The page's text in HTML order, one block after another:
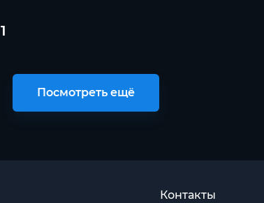
1
Посмотреть ещё
Контакты